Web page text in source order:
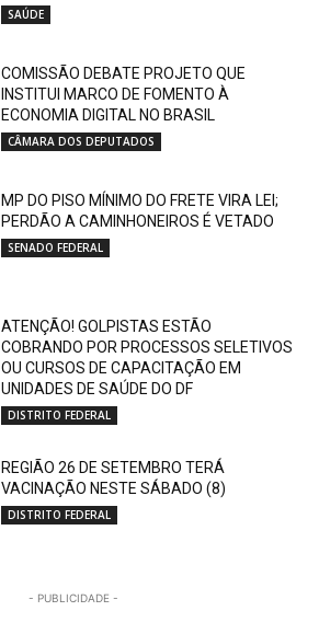
SAÚDE
COMISSÃO DEBATE PROJETO QUE
INSTITUI MARCO DE FOMENTO À
ECONOMIA DIGITAL NO BRASIL
CÂMARA DOS DEPUTADOS
MP DO PISO MÍNIMO DO FRETE VIRA LEI;
PERDÃO A CAMINHONEIROS É VETADO
SENADO FEDERAL
ATENÇÃO! GOLPISTAS ESTÃO
COBRANDO POR PROCESSOS SELETIVOS
OU CURSOS DE CAPACITAÇÃO EM
UNIDADES DE SAÚDE DO DF
DISTRITO FEDERAL
REGIÃO 26 DE SETEMBRO TERÁ
VACINAÇÃO NESTE SÁBADO (8)
DISTRITO FEDERAL
- PUBLICIDADE -